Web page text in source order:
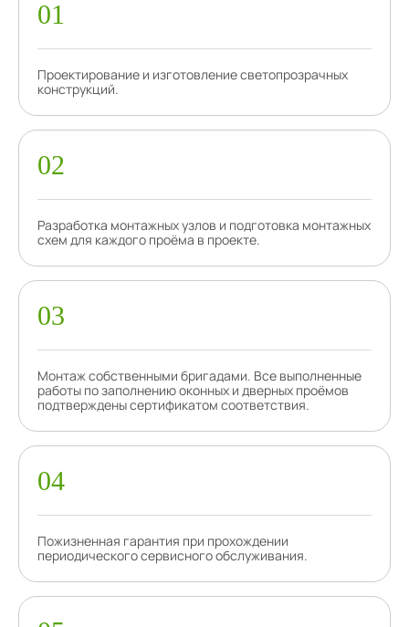
Проектирование и изготовление светопрозрачных
конструкций.
Разработка монтажных узлов и подготовка монтажных
схем для каждого проёма в проекте.
Монтаж собственными бригадами. Все выполненные
работы по заполнению оконных и дверных проёмов
подтверждены сертификатом соответствия.
Пожизненная гарантия при прохождении
периодического сервисного обслуживания.